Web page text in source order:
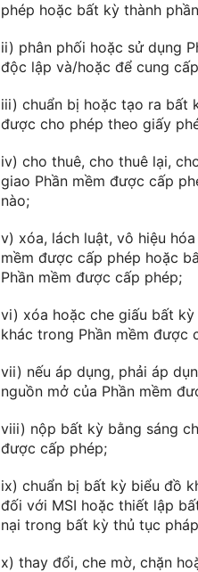
phép hoặc bất kỳ thành
ii) phân phối hoặc sử dụng
độc lập và/hoặc để cung
iii) chuẩn bị hoặc tạo ra bất
được cho phép theo giấy
iv) cho thuê, cho thuê lại,
giao Phần mềm được cấp
nào;
v) xóa, lách luật, vô hiệu
mềm được cấp phép hoặc
Phần mềm được cấp phép;
vi) xóa hoặc che giấu bất
khác trong Phần mềm được
vii) nếu áp dụng, phải áp
nguồn mở của Phần mềm
viii) nộp bất kỳ bằng sáng
được cấp phép;
ix) chuẩn bị bất kỳ biểu đồ
đối với MSI hoặc thiết lập
nại trong bất kỳ thủ tục
x) thay đổi, che mờ, chặn